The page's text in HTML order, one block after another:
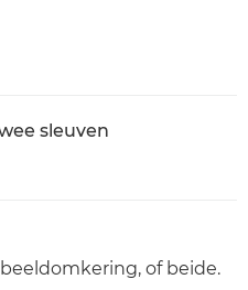
sleuven
of beide.